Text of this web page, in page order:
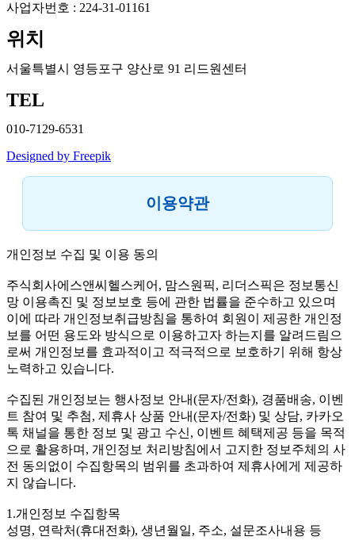
사업자번호 : 224-31-01161
위치
서울특별시 영등포구 양산로 91 리드원센터
TEL
010-7129-6531
Designed by Freepik
이용약관
개인정보 수집 및 이용 동의
주식회사에스앤씨헬스케어, 맘스원픽, 리더스픽은 정보통신
망 이용촉진 및 정보보호 등에 관한 법률을 준수하고 있으며
이에 따라 개인정보취급방침을 통하여 회원이 제공한 개인정
보를 어떤 용도와 방식으로 이용하고자 하는지를 알려드림으
로써 개인정보를 효과적이고 적극적으로 보호하기 위해 항상
노력하고 있습니다.
수집된 개인정보는 행사정보 안내(문자/전화), 경품배송, 이벤
트 참여 및 추첨, 제휴사 상품 안내(문자/전화) 및 상담, 카카오
톡 채널을 통한 정보 및 광고 수신, 이벤트 혜택제공 등을 목적
으로 활용하며, 개인정보 처리방침에서 고지한 정보주체의 사
전 동의없이 수집항목의 범위를 초과하여 제휴사에게 제공하
지 않습니다.
1.개인정보 수집항목
성명, 연락처(휴대전화), 생년월일, 주소, 설문조사내용 등